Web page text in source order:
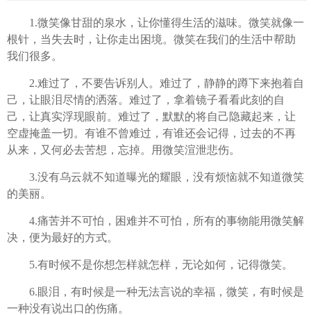
1.微笑像甘甜的泉水，让你懂得生活的滋味。微笑就像一
根针，当失去时，让你走出困境。微笑在我们的生活中帮助
我们很多。
2.难过了，不要告诉别人。难过了，静静的蹲下来抱着自
己，让眼泪尽情的洒落。难过了，拿着镜子看看此刻的自
己，让真实浮现眼前。难过了，默默的将自己隐藏起来，让
空虚掩盖一切。有谁不曾难过，有谁还会记得，过去的不再
从来，又何必去苦想，忘掉。用微笑渲泄悲伤。
3.没有乌云就不知道曝光的耀眼，没有烦恼就不知道微笑
的美丽。
4.痛苦并不可怕，困难并不可怕，所有的事物能用微笑解
决，便为最好的方式。
5.有时候不是你想怎样就怎样，无论如何，记得微笑。
6.眼泪，有时候是一种无法言说的幸福，微笑，有时候是
一种没有说出口的伤痛。